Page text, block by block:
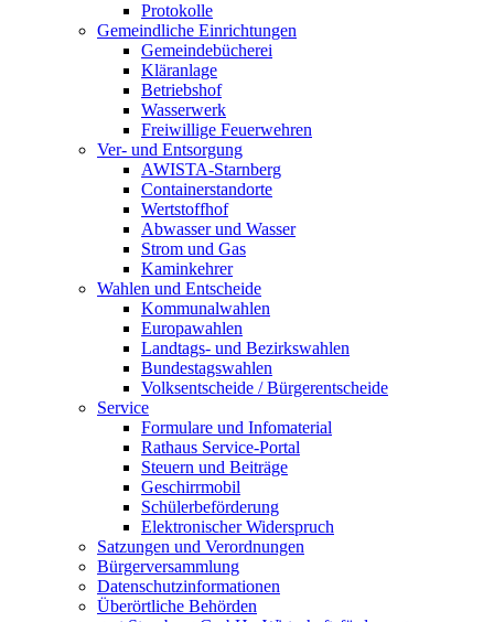
Protokolle
Gemeindliche Einrichtungen
Gemeindebücherei
Kläranlage
Betriebshof
Wasserwerk
Freiwillige Feuerwehren
Ver- und Entsorgung
AWISTA-Starnberg
Containerstandorte
Wertstoffhof
Abwasser und Wasser
Strom und Gas
Kaminkehrer
Wahlen und Entscheide
Kommunalwahlen
Europawahlen
Landtags- und Bezirkswahlen
Bundestagswahlen
Volksentscheide / Bürgerentscheide
Service
Formulare und Infomaterial
Rathaus Service-Portal
Steuern und Beiträge
Geschirrmobil
Schülerbeförderung
Elektronischer Widerspruch
Satzungen und Verordnungen
Bürgerversammlung
Datenschutzinformationen
Überörtliche Behörden